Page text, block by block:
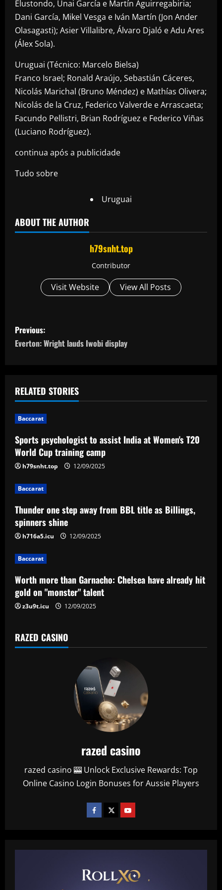
Elustondo, Unai García e Martín Aguirregabiria;
Dani García, Mikel Vesga e Iván Martín (Jon Ander
Olasagasti); Asier Villalibre, Álvaro Djaló e Adu Ares
(Álex Sola).
Uruguai (Técnico: Marcelo Bielsa)
Franco Israel; Ronald Araújo, Sebastián Cáceres,
Nicolás Marichal (Bruno Méndez) e Mathías Olivera;
Nicolás de la Cruz, Federico Valverde e Arrascaeta;
Facundo Pellistri, Brian Rodríguez e Federico Viñas
(Luciano Rodríguez).
continua após a publicidade
Tudo sobre
Uruguai
ABOUT THE AUTHOR
h79snht.top
Contributor
Visit Website View All Posts
P
o
t
n
a
v
i
g
a
t
i
o
n
Previous:
Everton: Wright lauds Iwobi display
RELATED STORIES
Baccarat
Sports psychologist to assist India at Women's T20
World Cup training camp
h79snht.top 12/09/2025
Baccarat
Thunder one step away from BBL title as Billings,
spinners shine
h716a5.icu 12/09/2025
Baccarat
Worth more than Garnacho: Chelsea have already hit
gold on "monster" talent
z3u9t.icu 12/09/2025
RAZED CASINO
razed casino
razed casino 🎰 Unlock Exclusive Rewards: Top
Online Casino Login Bonuses for Aussie Players